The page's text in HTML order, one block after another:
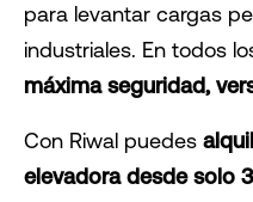
para levantar cargas
industriales. En todos
máxima seguridad,
Con Riwal puedes
elevadora desde solo